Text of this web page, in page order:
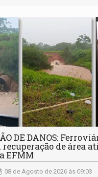
DE DANOS:
recuperação de área
EFMM
08 de Agosto de 2026 às 09:03